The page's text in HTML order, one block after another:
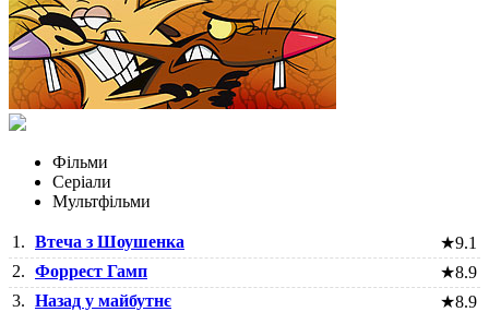
Фільми
Серіали
Мультфільми
1. Втеча з Шоушенка ★9.1
2. Форрест Гамп ★8.9
3. Назад у майбутнє ★8.9